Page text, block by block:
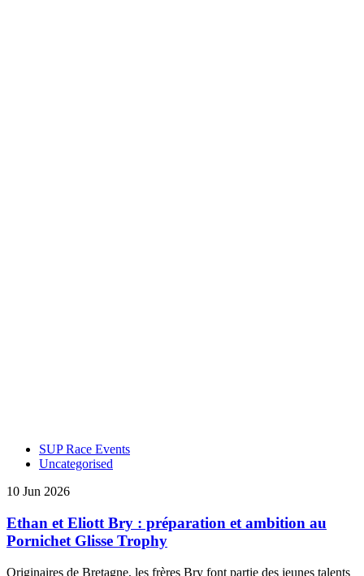
SUP Race Events
Uncategorised
10 Jun 2026
Ethan et Eliott Bry : préparation et ambition au
Pornichet Glisse Trophy
Originaires de Bretagne, les frères Bry font partie des jeunes talents